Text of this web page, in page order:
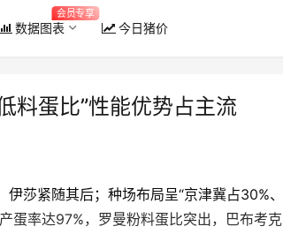
数据图表
会员专享
今日猪价
料蛋比”性能优势占主流
莎紧随其后；种场布局呈“京津冀占30%、
蛋率达97%，罗曼粉料蛋比突出，巴布考克